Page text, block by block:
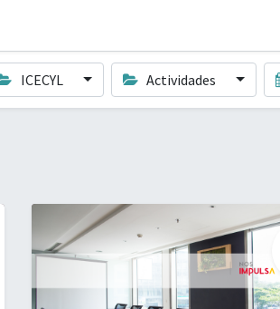
ICECYL Actividades